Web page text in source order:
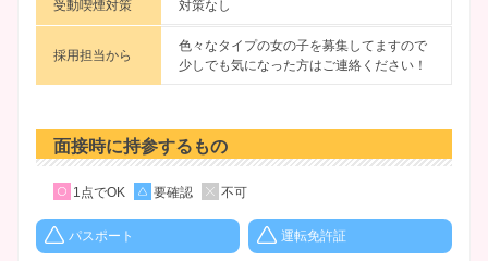
受動喫煙対策 対策なし
採用担当から
色々なタイプの女の子を募集してますので
少しでも気になった方はご連絡ください！
面接時に持参するもの
1点でOK 要確認 不可
パスポート 運転免許証